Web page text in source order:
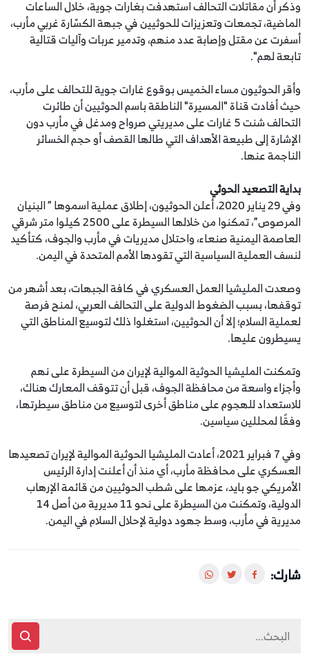
وذكر أن مقاتلات التحالف استهدفت بغارات جوية، خلال الساعات
الماضية، تجمعات وتعزيزات للحوثيين في جبهة الكسّارة غربي مأرب،
أسفرت عن مقتل وإصابة عدد منهم، وتدمير عربات وآليات قتالية
تابعة لهم".
وأقر الحوثيون مساء الخميس بوقوع غارات جوية للتحالف على مأرب،
حيث أفادت قناة "المسيرة" الناطقة باسم الحوثيين أن طائرت
التحالف شنت 5 غارات على مديريتي صرواح ومدغل في مأرب دون
الإشارة إلى طبيعة الأهداف التي طالها القصف أو حجم الخسائر
الناجمة عنها.
بداية التصعيد الحوثي
وفي 29 يناير 2020، أعلن الحوثيون، إطلاق عملية اسموها ” البنيان
المرصوص”، تمكنوا من خلالها السيطرة على 2500 كيلوا متر شرقي
العاصمة اليمنية صنعاء، واحتلال مديريات في مأرب والجوف، كتأكيد
لنسف العملية السياسية التي تقودها الأمم المتحدة في اليمن.
وصعدت المليشيا العمل العسكري في كافة الجبهات، بعد أشهر من
توقفها، بسبب الضغوط الدولية على التحالف العربي، لمنح فرصة
لعملية السلام؛ إلا أن الحوثيين، استغلوا ذلك لتوسيع المناطق التي
يسيطرون عليها.
وتمكنت المليشيا الحوثية الموالية لإيران من السيطرة على نهم
وأجزاء واسعة من محافظة الجوف، قبل أن تتوقف المعارك هناك،
للاستعداد للهجوم على مناطق أخرى لتوسيع من مناطق سيطرتها،
وفقًا لمحللين سياسين.
وفي 7 فبراير 2021، أعادت المليشيا الحوثية الموالية لإيران تصعيدها
العسكري على محافظة مأرب، أي منذ أن أعلنت إدارة الرئيس
الأمريكي جو بايد، عزمها على شطب الحوثيين من قائمة الإرهاب
الدولية، وتمكنت من السيطرة على نحو 11 مديرية من أصل 14
مديرية في مأرب، وسط جهود دولية لإحلال السلام في اليمن.
شارك: